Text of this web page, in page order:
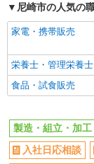
週払い
年間休日120日以上
短期（3ヶ月以内）
フルタイム歓迎
昼
髪型・髪色自由
食堂・売店あり
バイク通勤OK
尼崎市の人気の
家電・携帯販売
栄養士・管理栄養士
食品・試食販売
製造・組立・加工
入社日応相談